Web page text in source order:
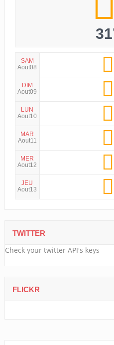
SAM
Aout08
DIM
Aout09
LUN
Aout10
MAR
Aout11
MER
Aout12
JEU
Aout13
TWITTER
Check your twitter API's keys
FLICKR